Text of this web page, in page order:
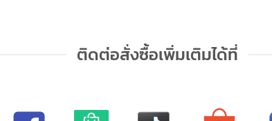
ติดต่อสั่งซื้อเพิ่มเติมได้ที่